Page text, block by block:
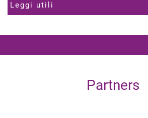
Leggi utili
Partners